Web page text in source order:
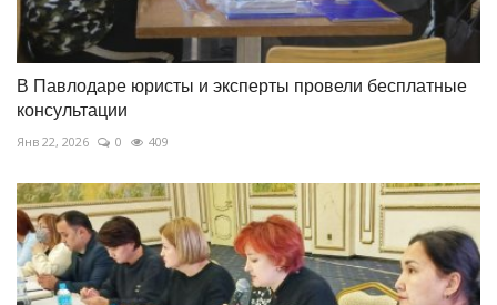
В Павлодаре юристы и эксперты провели бесплатные
консультации
Янв 22, 2026 0 409